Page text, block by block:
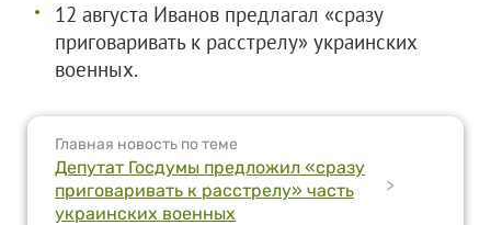
12 августа Иванов предлагал «сразу
приговаривать к расстрелу» украинских
военных.
Главная новость по теме
Депутат Госдумы предложил «сразу
приговаривать к расстрелу» часть
украинских военных
>